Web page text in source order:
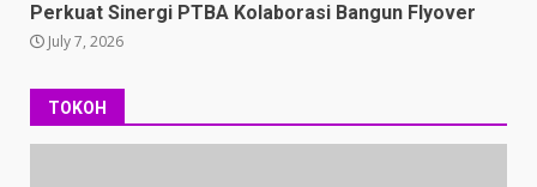
Perkuat Sinergi PTBA Kolaborasi Bangun Flyover
July 7, 2026
TOKOH